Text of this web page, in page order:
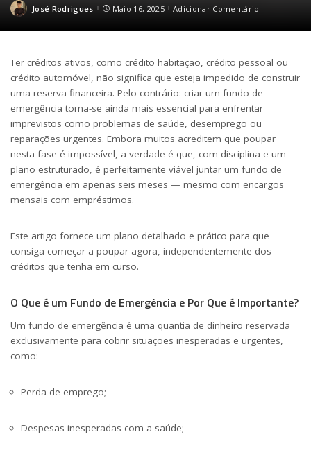
Posted
José Rodrigues Maio 16, 2025 Adicionar Comentário
Ter créditos ativos, como crédito habitação, crédito pessoal ou
crédito automóvel, não significa que esteja impedido de construir
uma reserva financeira. Pelo contrário: criar um fundo de
emergência torna-se ainda mais essencial para enfrentar
imprevistos como problemas de saúde, desemprego ou
reparações urgentes. Embora muitos acreditem que poupar
nesta fase é impossível, a verdade é que, com disciplina e um
plano estruturado, é perfeitamente viável juntar um fundo de
emergência em apenas seis meses — mesmo com encargos
mensais com empréstimos.
Este artigo fornece um plano detalhado e prático para que
consiga começar a poupar agora, independentemente dos
créditos que tenha em curso.
O Que é um Fundo de Emergência e Por Que é Importante?
Um fundo de emergência é uma quantia de dinheiro reservada
exclusivamente para cobrir situações inesperadas e urgentes,
como:
Perda de emprego;
Despesas inesperadas com a saúde;